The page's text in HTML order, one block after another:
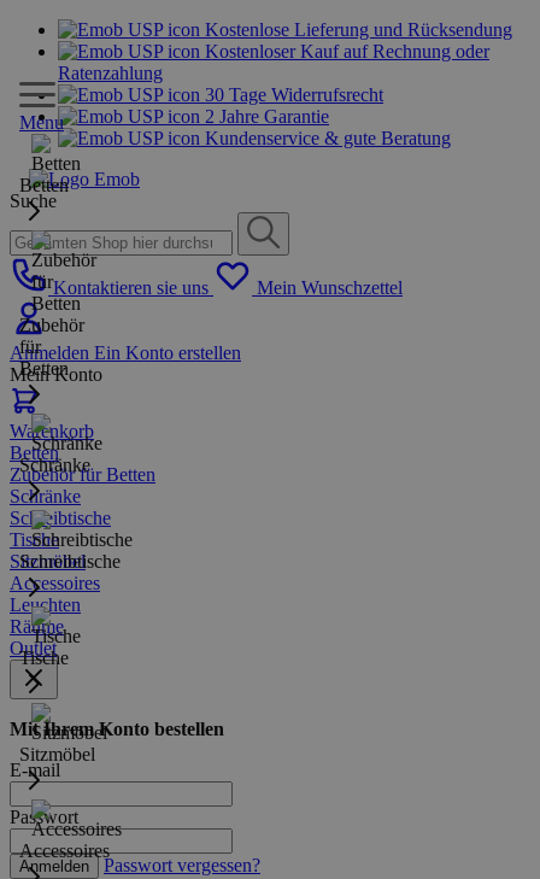
Kostenlose Lieferung und Rücksendung
Kostenloser Kauf auf Rechnung oder
Ratenzahlung
30 Tage Widerrufsrecht
2 Jahre Garantie
Kundenservice & gute Beratung
Suche
Kontaktieren sie uns Mein Wunschzettel
Anmelden Ein Konto erstellen
Mein Konto
Warenkorb
Menu
Betten
Zubehör
für
Betten
Schränke
Schreibtische
Tische
Sitzmöbel
Accessoires
Betten
Zubehör für Betten
Schränke
Schreibtische
Tische
Sitzmöbel
Accessoires
Leuchten
Räume
Outlet
Mit Ihrem Konto bestellen
E-mail
Passwort
Anmelden Passwort vergessen?